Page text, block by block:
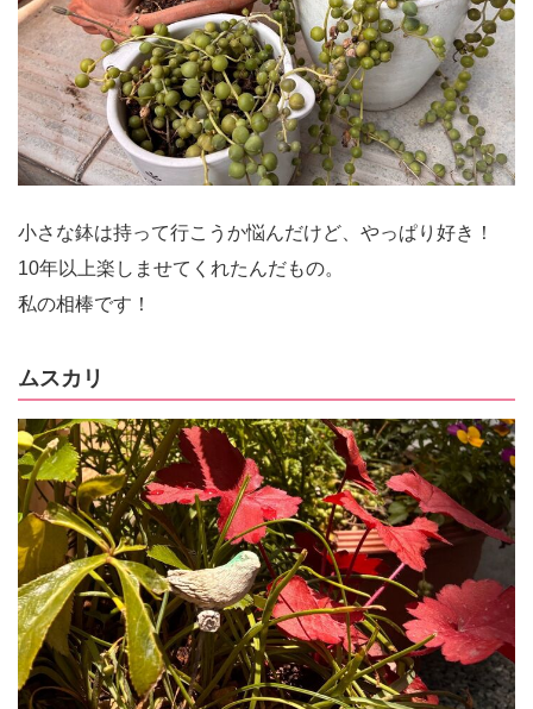
小さな鉢は持って行こうか悩んだけど、やっぱり好き！
10年以上楽しませてくれたんだもの。
私の相棒です！
ムスカリ